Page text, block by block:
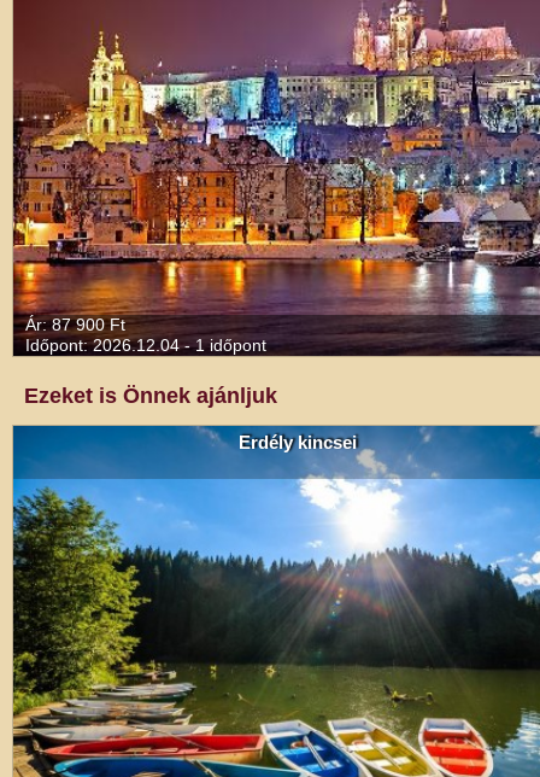
Ár: 87 900 Ft
Időpont: 2026.12.04 - 1 időpont
Ezeket is Önnek ajánljuk
Erdély kincsei